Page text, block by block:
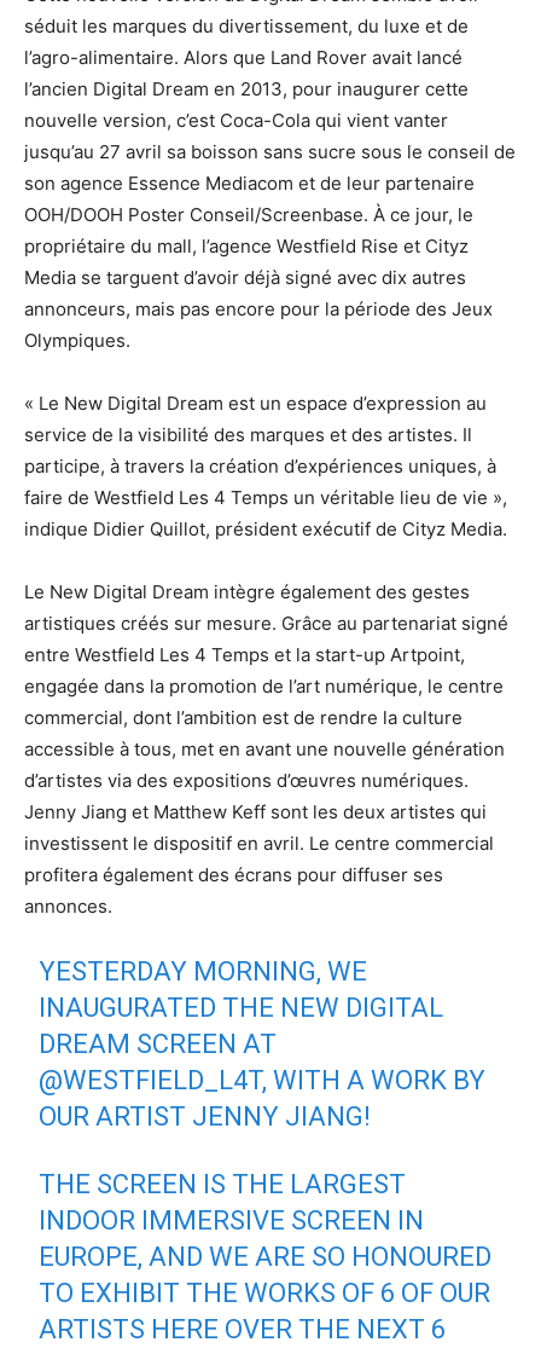
séduit les marques du divertissement, du luxe et de
l’agro-alimentaire. Alors que Land Rover avait lancé
l’ancien Digital Dream en 2013, pour inaugurer cette
nouvelle version, c’est Coca-Cola qui vient vanter
jusqu’au 27 avril sa boisson sans sucre sous le conseil de
son agence Essence Mediacom et de leur partenaire
OOH/DOOH Poster Conseil/Screenbase. À ce jour, le
propriétaire du mall, l’agence Westfield Rise et Cityz
Media se targuent d’avoir déjà signé avec dix autres
annonceurs, mais pas encore pour la période des Jeux
Olympiques.
« Le New Digital Dream est un espace d’expression au
service de la visibilité des marques et des artistes. Il
participe, à travers la création d’expériences uniques, à
faire de Westfield Les 4 Temps un véritable lieu de vie »,
indique Didier Quillot, président exécutif de Cityz Media.
Le New Digital Dream intègre également des gestes
artistiques créés sur mesure. Grâce au partenariat signé
entre Westfield Les 4 Temps et la start-up Artpoint,
engagée dans la promotion de l’art numérique, le centre
commercial, dont l’ambition est de rendre la culture
accessible à tous, met en avant une nouvelle génération
d’artistes via des expositions d’œuvres numériques.
Jenny Jiang et Matthew Keff sont les deux artistes qui
investissent le dispositif en avril. Le centre commercial
profitera également des écrans pour diffuser ses
annonces.
YESTERDAY MORNING, WE
INAUGURATED THE NEW DIGITAL
DREAM SCREEN AT
@WESTFIELD_L4T, WITH A WORK BY
OUR ARTIST JENNY JIANG!
THE SCREEN IS THE LARGEST
INDOOR IMMERSIVE SCREEN IN
EUROPE, AND WE ARE SO HONOURED
TO EXHIBIT THE WORKS OF 6 OF OUR
ARTISTS HERE OVER THE NEXT 6